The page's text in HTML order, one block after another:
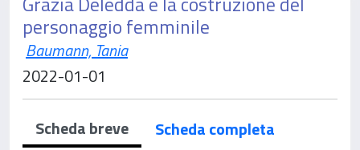
personaggio femminile
Baumann, Tania
2022-01-01
Scheda breve
Scheda completa